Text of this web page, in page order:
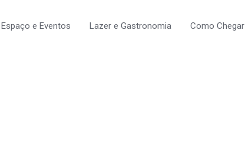
Espaço e Eventos Lazer e Gastronomia Como Chegar